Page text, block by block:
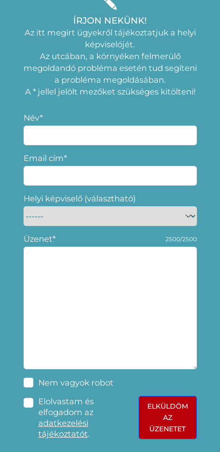
ÍRJON NEKÜNK!
Az itt megírt ügyekről tájékoztatjuk a helyi
képviselójét.
Az utcában, a környéken felmerülő
megoldandó probléma esetén tud segíteni
a probléma megoldásában.
A * jellel jelölt mezőket szükséges kitölteni!
Név*
Email cím*
Helyi képviselő (választható)
Üzenet* 2500/2500
Nem vagyok robot
Elolvastam és
elfogadom az
adatkezelési
tájékoztatót.
ELKÜLDÖM
AZ
ÜZENETET